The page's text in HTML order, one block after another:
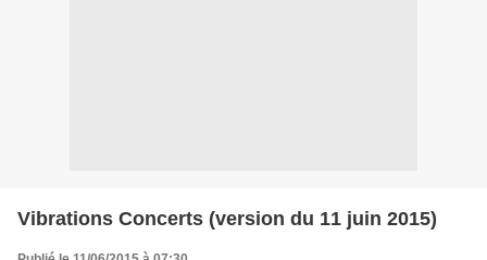
Vibrations Concerts (version du 11 juin 2015)